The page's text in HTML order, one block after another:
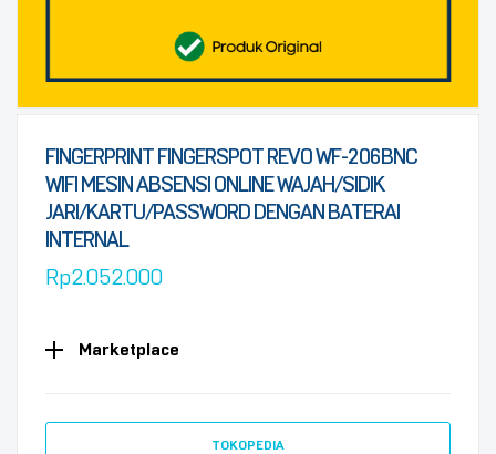
FINGERPRINT FINGERSPOT REVO WF-206BNC
WIFI MESIN ABSENSI ONLINE WAJAH/SIDIK
JARI/KARTU/PASSWORD DENGAN BATERAI
INTERNAL
Rp2.052.000
Marketplace
TOKOPEDIA